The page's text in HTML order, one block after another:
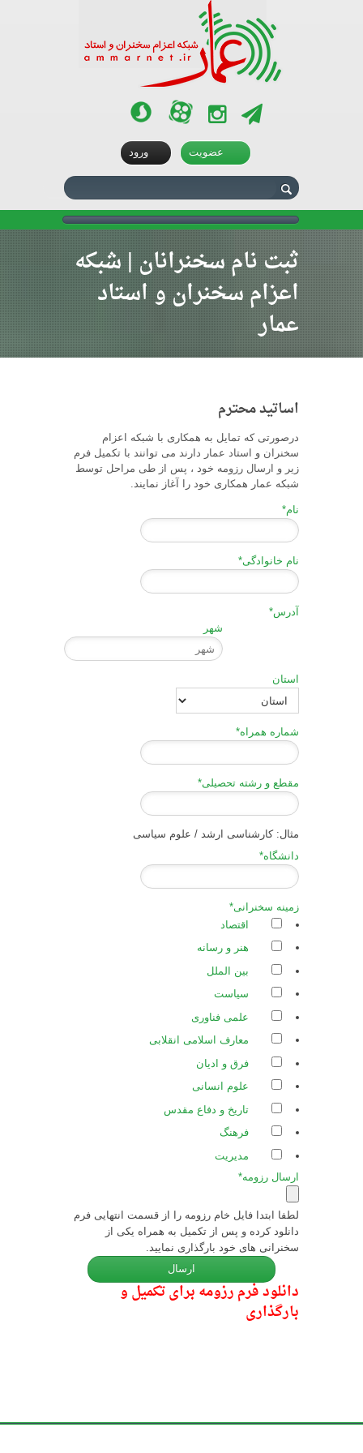
تلگرام اینستاگرام آپارات
ورود عضویت
ثبت نام سخنرانان | شبکه
اعزام سخنران و استاد
عمار
اساتید محترم
درصورتی که تمایل به همکاری با شبکه اعزام
سخنران و استاد عمار دارند می توانند با تکمیل فرم
زیر و ارسال رزومه خود ، پس از طی مراحل توسط
شبکه عمار همکاری خود را آغاز نمایند.
نام*
نام خانوادگی*
آدرس*
شهر
استان
شماره همراه*
مقطع و رشته تحصیلی*
مثال: کارشناسی ارشد / علوم سیاسی
دانشگاه*
زمینه سخنرانی*
اقتصاد
هنر و رسانه
بین الملل
سیاست
علمی فناوری
معارف اسلامی انقلابی
فرق و ادیان
علوم انسانی
تاریخ و دفاع مقدس
فرهنگ
مدیریت
ارسال رزومه*
لطفا ابتدا فایل خام رزومه را از قسمت انتهایی فرم
دانلود کرده و پس از تکمیل به همراه یکی از
سخنرانی های خود بارگذاری نمایید.
دانلود فرم رزومه برای تکمیل و
بارگذاری